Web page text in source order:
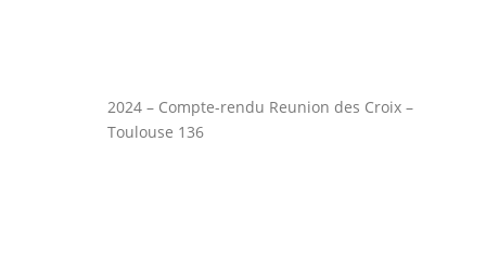
2024 – Compte-rendu Reunion des Croix –
Toulouse 136